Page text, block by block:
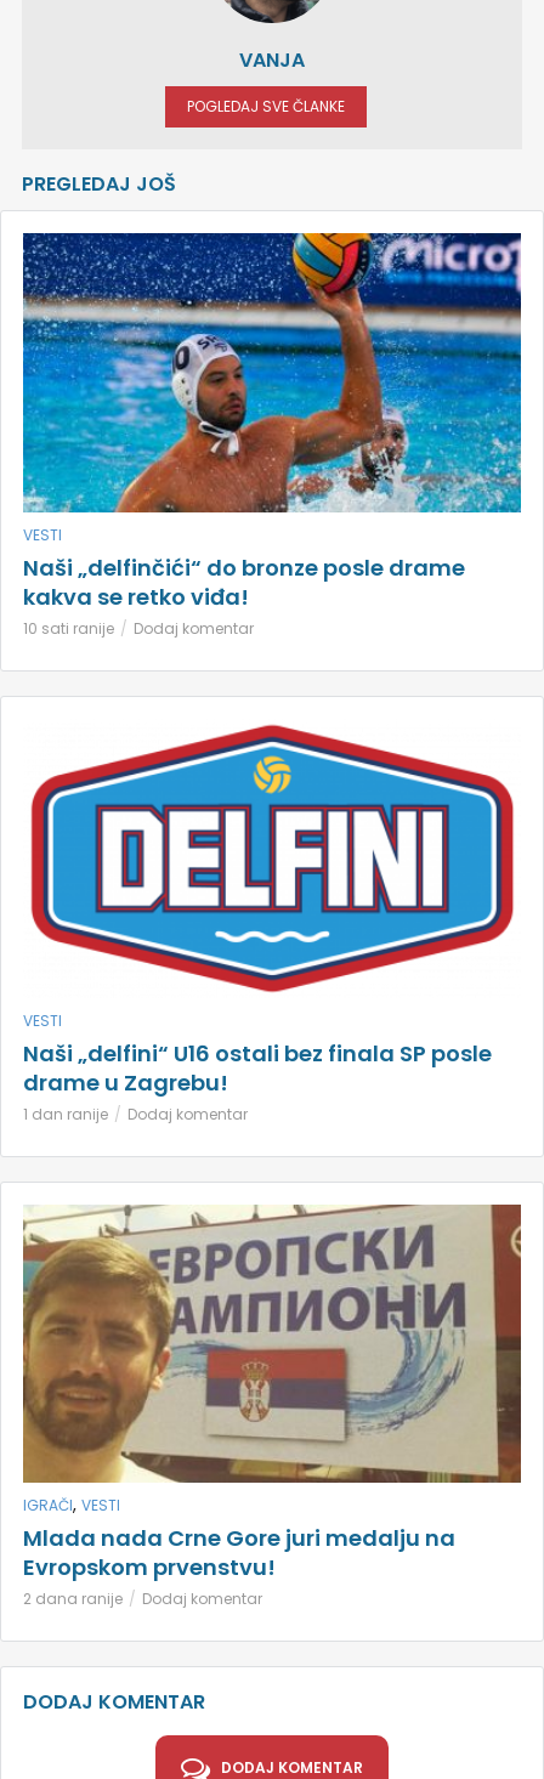
VANJA
POGLEDAJ SVE ČLANKE
PREGLEDAJ JOŠ
VESTI
Naši „delfinčići“ do bronze posle drame
kakva se retko viđa!
10 sati ranije Dodaj komentar
VESTI
Naši „delfini“ U16 ostali bez finala SP posle
drame u Zagrebu!
1 dan ranije Dodaj komentar
IGRAČI, VESTI
Mlada nada Crne Gore juri medalju na
Evropskom prvenstvu!
2 dana ranije Dodaj komentar
DODAJ KOMENTAR
DODAJ KOMENTAR